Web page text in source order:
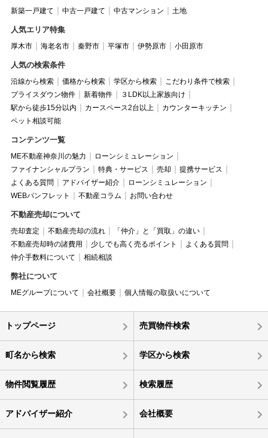
新築一戸建て 中古一戸建て 中古マンション 土地
人気エリア特集
厚木市 海老名市 秦野市 平塚市 伊勢原市 小田原市
人気の検索条件
沿線から検索 価格から検索 学区から検索
こだわり条件で検索
プライスダウン物件
新着物件
３LDK以上家族向け
駅から徒歩15分以内
カースペース2台以上
カウンターキッチン
ペット相談可能
コンテンツ一覧
ME不動産神奈川の魅力
ローンシミュレーション
ファイナンシャルプラン
特典・サービス 売却
提携サービス
よくある質問
アドバイザー紹介
ローンシミュレーション
WEBパンフレット
不動産コラム お問い合わせ
不動産売却について
売却査定 不動産売却の流れ
「仲介」と「買取」の違い
不動産売却時の諸費用
少しでも高く売るポイント
よくある質問
仲介手数料について
相続相談
弊社について
MEグループについて 会社概要 個人情報の取扱いについて
トップページ 売買物件検索
町名から検索 学区から検索
物件閲覧履歴 検索履歴
アドバイザー紹介 会社概要